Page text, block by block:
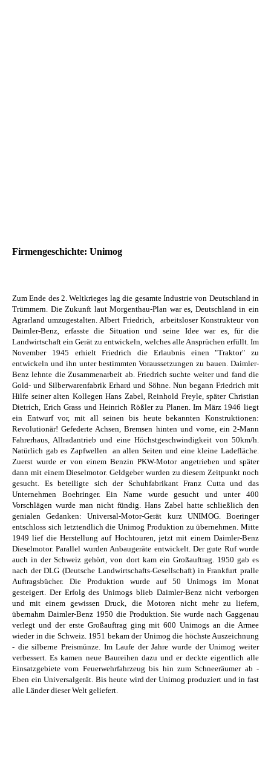
Firmengeschichte: Unimog
Zum Ende des 2. Weltkrieges lag die gesamte Industrie von Deutschland in
Trümmern. Die Zukunft laut Morgenthau-Plan war es, Deutschland in ein
Agrarland umzugestalten. Albert Friedrich, arbeitsloser Konstrukteur von
Daimler-Benz, erfasste die Situation und seine Idee war es, für die
Landwirtschaft ein Gerät zu entwickeln, welches alle Ansprüchen erfüllt. Im
November 1945 erhielt Friedrich die Erlaubnis einen "Traktor" zu
entwickeln und ihn unter bestimmten Voraussetzungen zu bauen. Daimler-
Benz lehnte die Zusammenarbeit ab. Friedrich suchte weiter und fand die
Gold- und Silberwarenfabrik Erhard und Söhne. Nun begann Friedrich mit
Hilfe seiner alten Kollegen Hans Zabel, Reinhold Freyle, später Christian
Dietrich, Erich Grass und Heinrich Rößler zu Planen. Im März 1946 liegt
ein Entwurf vor, mit all seinen bis heute bekannten Konstruktionen:
Revolutionär! Gefederte Achsen, Bremsen hinten und vorne, ein 2-Mann
Fahrerhaus, Allradantrieb und eine Höchstgeschwindigkeit von 50km/h.
Natürlich gab es Zapfwellen an allen Seiten und eine kleine Ladefläche.
Zuerst wurde er von einem Benzin PKW-Motor angetrieben und später
dann mit einem Dieselmotor. Geldgeber wurden zu diesem Zeitpunkt noch
gesucht. Es beteiligte sich der Schuhfabrikant Franz Cutta und das
Unternehmen Boehringer. Ein Name wurde gesucht und unter 400
Vorschlägen wurde man nicht fündig. Hans Zabel hatte schließlich den
genialen Gedanken: Universal-Motor-Gerät kurz UNIMOG. Boeringer
entschloss sich letztendlich die Unimog Produktion zu übernehmen. Mitte
1949 lief die Herstellung auf Hochtouren, jetzt mit einem Daimler-Benz
Dieselmotor. Parallel wurden Anbaugeräte entwickelt. Der gute Ruf wurde
auch in der Schweiz gehört, von dort kam ein Großauftrag. 1950 gab es
nach der DLG (Deutsche Landwirtschafts-Gesellschaft) in Frankfurt pralle
Auftragsbücher. Die Produktion wurde auf 50 Unimogs im Monat
gesteigert. Der Erfolg des Unimogs blieb Daimler-Benz nicht verborgen
und mit einem gewissen Druck, die Motoren nicht mehr zu liefern,
übernahm Daimler-Benz 1950 die Produktion. Sie wurde nach Gaggenau
verlegt und der erste Großauftrag ging mit 600 Unimogs an die Armee
wieder in die Schweiz. 1951 bekam der Unimog die höchste Auszeichnung
- die silberne Preismünze. Im Laufe der Jahre wurde der Unimog weiter
verbessert. Es kamen neue Baureihen dazu und er deckte eigentlich alle
Einsatzgebiete vom Feuerwehrfahrzeug bis hin zum Schneeräumer ab -
Eben ein Universalgerät. Bis heute wird der Unimog produziert und in fast
alle Länder dieser Welt geliefert.